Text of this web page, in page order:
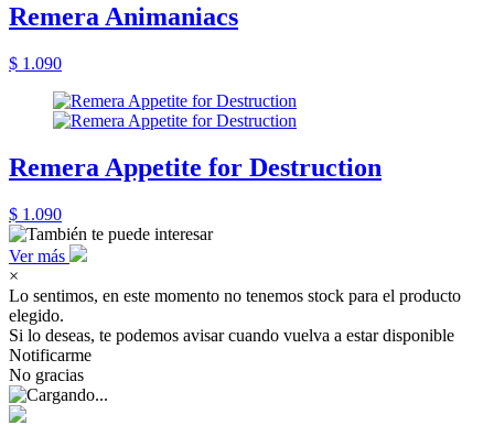
Remera Animaniacs
$ 1.090
Remera Appetite for Destruction
$ 1.090
Ver más
×
Lo sentimos, en este momento no tenemos stock para el producto
elegido.
Si lo deseas, te podemos avisar cuando vuelva a estar disponible
Notificarme
No gracias